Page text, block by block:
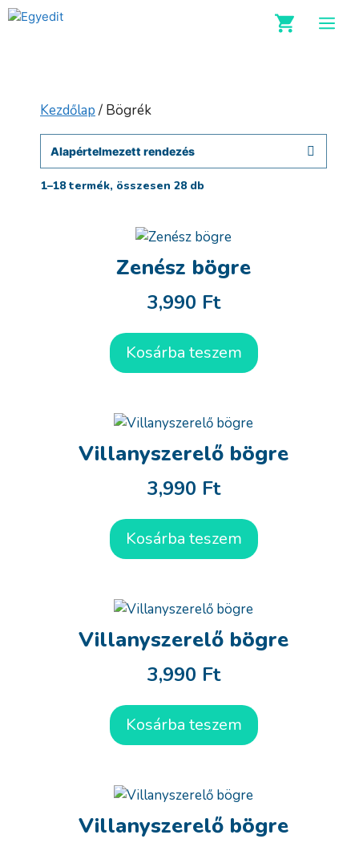
Kilépés
Kezdőlap/ Bögrék
1–18 termék, összesen 28 db
Zenész bögre
3,990 Ft
Kosárba teszem
Villanyszerelő bögre
3,990 Ft
Kosárba teszem
Villanyszerelő bögre
3,990 Ft
Kosárba teszem
Villanyszerelő bögre